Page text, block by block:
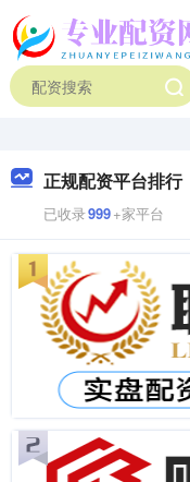
正规配资平台排行
已收录999+家平台